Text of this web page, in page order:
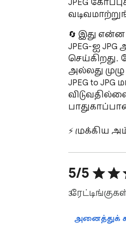
JPEG
🔄 இது என்ன
JPEG-ஐ
செய்கிறது.
அல்லது
JPEG to
⚡ முக்கிய
✅ மொத்த
✅ 100%
✅ கோப்பு
✅
5/5
3
அனைத்துக்